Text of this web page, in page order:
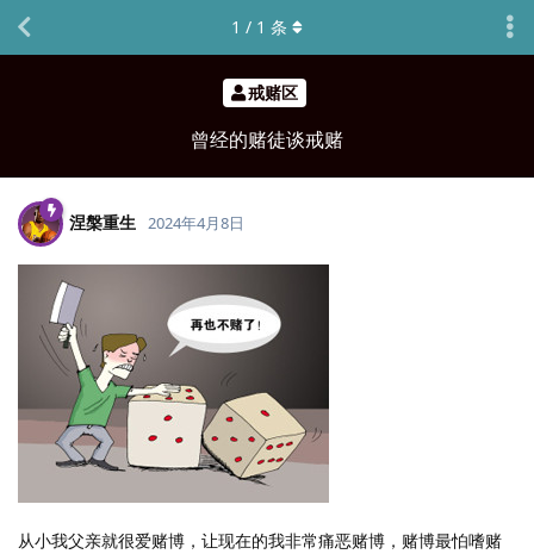
戒赌区
曾经的赌徒谈戒赌
1 / 1 条
涅槃重生 2024年4月8日
从小我父亲就很爱赌博，让现在的我非常痛恶赌博，赌博最怕嗜赌